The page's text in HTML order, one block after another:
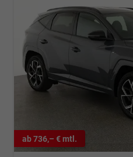
ab 736,– € mtl.